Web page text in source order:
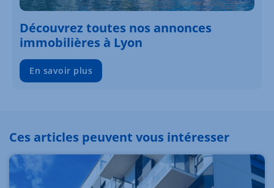
Découvrez toutes nos annonces
immobilières à Lyon
En savoir plus
Ces articles peuvent vous intéresser